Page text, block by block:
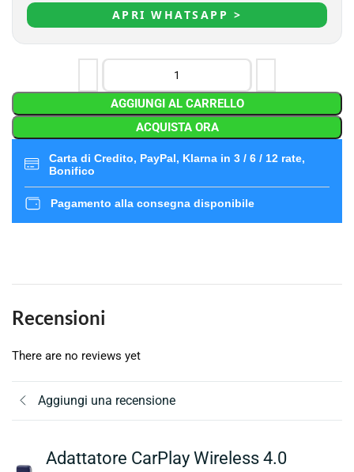
APRI WHATSAPP >
AGGIUNGI AL CARRELLO
ACQUISTA ORA
Carta di Credito, PayPal, Klarna in 3 / 6 / 12 rate,
Bonifico
Pagamento alla consegna disponibile
Recensioni
There are no reviews yet
Aggiungi una recensione
Adattatore CarPlay Wireless 4.0